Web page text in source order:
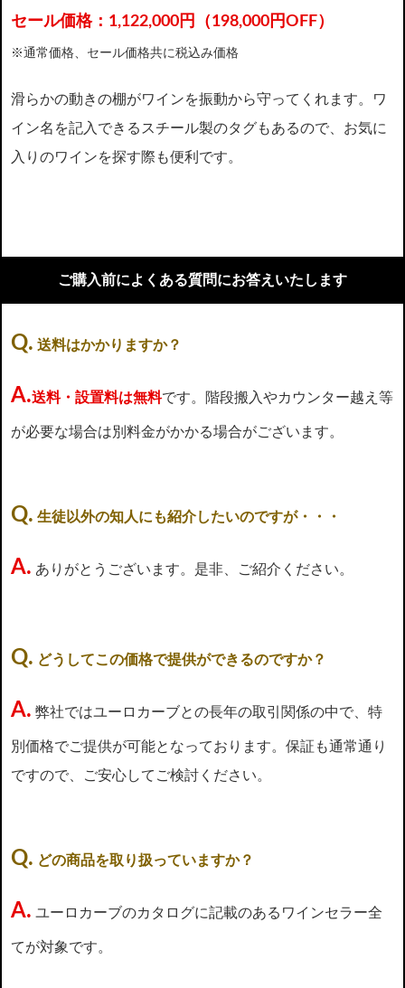
セール価格：1,122,000円（198,000円OFF）
※通常価格、セール価格共に税込み価格
滑らかの動きの棚がワインを振動から守ってくれます。ワ
イン名を記入できるスチール製のタグもあるので、お気に
入りのワインを探す際も便利です。
ご購入前によくある質問にお答えいたします
Q. 送料はかかりますか？
A.送料・設置料は無料です。階段搬入やカウンター越え等
が必要な場合は別料金がかかる場合がございます。
Q. 生徒以外の知人にも紹介したいのですが・・・
A. ありがとうございます。是非、ご紹介ください。
Q. どうしてこの価格で提供ができるのですか？
A. 弊社ではユーロカーブとの長年の取引関係の中で、特
別価格でご提供が可能となっております。保証も通常通り
ですので、ご安心してご検討ください。
Q. どの商品を取り扱っていますか？
A. ユーロカーブのカタログに記載のあるワインセラー全
てが対象です。